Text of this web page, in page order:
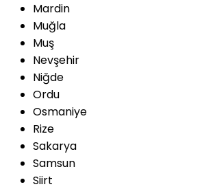
Mardin
Muğla
Muş
Nevşehir
Niğde
Ordu
Osmaniye
Rize
Sakarya
Samsun
Siirt